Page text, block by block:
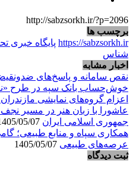
http://sabzsorkh.ir/?p=2096
برچسب ها
https://sabzsorkh.ir پایگاه خبری
شناس
اخبار مشابه
نقص سامانه و پاسخ‌های
خوش‌حساب بانک سپه در طرح
اعزام گروه‌های نمایشی
عاشورا با زبان هنر در مسیر
جمهوری اسلامی ایران
همکاری سپاه و منابع طبیعی؛
عرصه‌های طبیعی
ثبت دیدگاه